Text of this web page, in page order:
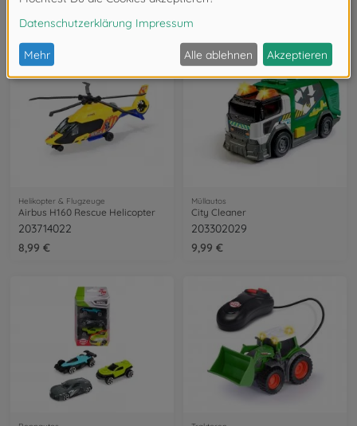
203712018
14,99 €
203746020
19,99 €
Helikopter & Flugzeuge
Airbus H160 Rescue Helicopter
203714022
8,99 €
Müllautos
City Cleaner
203302029
9,99 €